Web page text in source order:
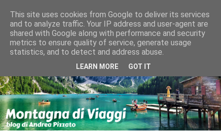
This site uses cookies from Google to deliver its services
and to analyze traffic. Your IP address and user-agent are
shared with Google along with performance and security
metrics to ensure quality of service, generate usage
statistics, and to detect and address abuse.
LEARN MORE GOT IT